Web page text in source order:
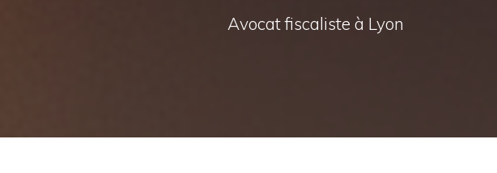
Avocat fiscaliste à Lyon